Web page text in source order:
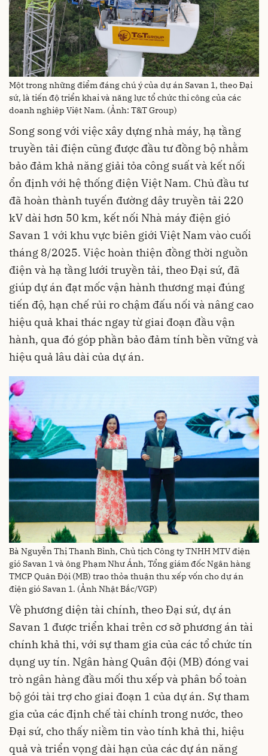
Một trong những điểm đáng chú ý của dự án Savan 1, theo Đại
sứ, là tiến độ triển khai và năng lực tổ chức thi công của các
doanh nghiệp Việt Nam. (Ảnh: T&T Group)
Song song với việc xây dựng nhà máy, hạ tầng
truyền tải điện cũng được đầu tư đồng bộ nhằm
bảo đảm khả năng giải tỏa công suất và kết nối
ổn định với hệ thống điện Việt Nam. Chủ đầu tư
đã hoàn thành tuyến đường dây truyền tải 220
kV dài hơn 50 km, kết nối Nhà máy điện gió
Savan 1 với khu vực biên giới Việt Nam vào cuối
tháng 8/2025. Việc hoàn thiện đồng thời nguồn
điện và hạ tầng lưới truyền tải, theo Đại sứ, đã
giúp dự án đạt mốc vận hành thương mại đúng
tiến độ, hạn chế rủi ro chậm đấu nối và nâng cao
hiệu quả khai thác ngay từ giai đoạn đầu vận
hành, qua đó góp phần bảo đảm tính bền vững và
hiệu quả lâu dài của dự án.
Bà Nguyễn Thị Thanh Bình, Chủ tịch Công ty TNHH MTV điện
gió Savan 1 và ông Phạm Như Ánh, Tổng giám đốc Ngân hàng
TMCP Quân Đội (MB) trao thỏa thuận thu xếp vốn cho dự án
điện gió Savan 1. (Ảnh Nhật Bắc/VGP)
Về phương diện tài chính, theo Đại sứ, dự án
Savan 1 được triển khai trên cơ sở phương án tài
chính khả thi, với sự tham gia của các tổ chức tín
dụng uy tín. Ngân hàng Quân đội (MB) đóng vai
trò ngân hàng đầu mối thu xếp và phân bổ toàn
bộ gói tài trợ cho giai đoạn 1 của dự án. Sự tham
gia của các định chế tài chính trong nước, theo
Đại sứ, cho thấy niềm tin vào tính khả thi, hiệu
quả và triển vọng dài hạn của các dự án năng